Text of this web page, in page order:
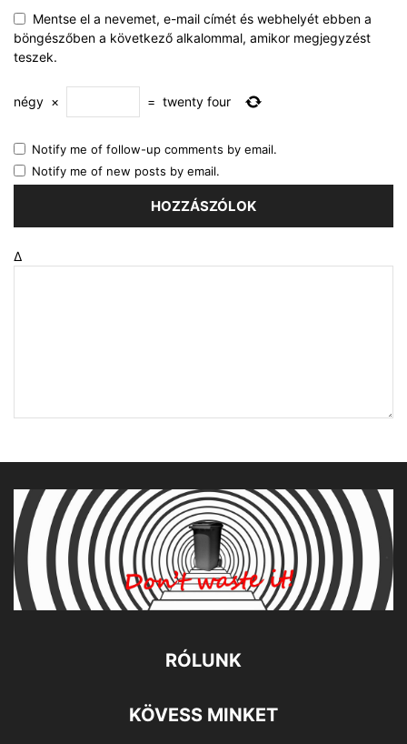
Mentse el a nevemet, e-mail címét és webhelyét ebben a
böngészőben a következő alkalommal, amikor megjegyzést
teszek.
négy × = twenty four
Notify me of follow-up comments by email.
Notify me of new posts by email.
Δ
RÓLUNK
KÖVESS MINKET